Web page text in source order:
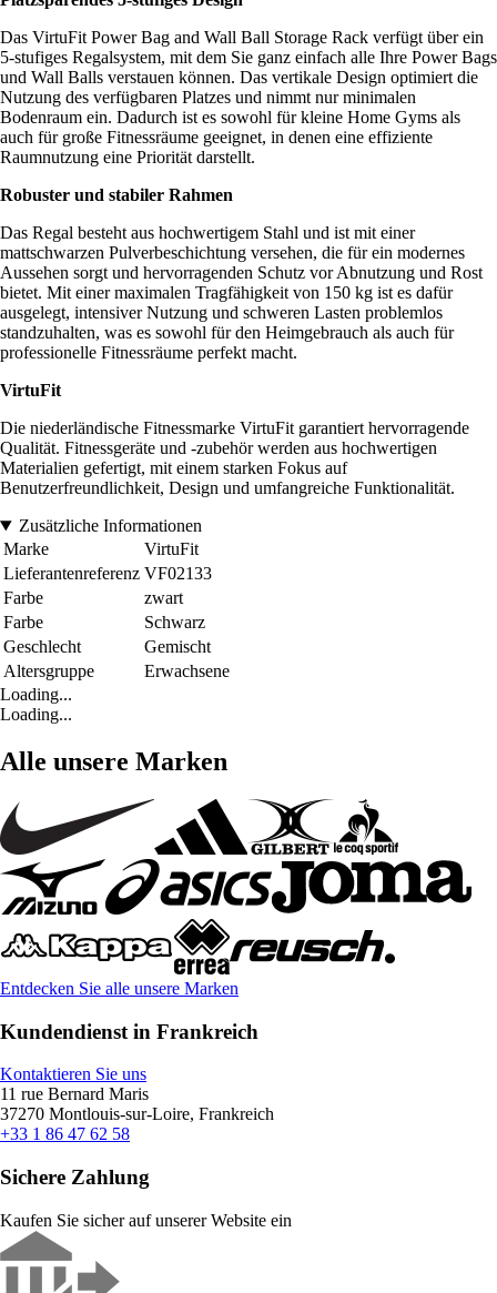
Das VirtuFit Power Bag and Wall Ball Storage Rack verfügt über ein
5-stufiges Regalsystem, mit dem Sie ganz einfach alle Ihre Power Bags
und Wall Balls verstauen können. Das vertikale Design optimiert die
Nutzung des verfügbaren Platzes und nimmt nur minimalen
Bodenraum ein. Dadurch ist es sowohl für kleine Home Gyms als
auch für große Fitnessräume geeignet, in denen eine effiziente
Raumnutzung eine Priorität darstellt.
Robuster und stabiler Rahmen
Das Regal besteht aus hochwertigem Stahl und ist mit einer
mattschwarzen Pulverbeschichtung versehen, die für ein modernes
Aussehen sorgt und hervorragenden Schutz vor Abnutzung und Rost
bietet. Mit einer maximalen Tragfähigkeit von 150 kg ist es dafür
ausgelegt, intensiver Nutzung und schweren Lasten problemlos
standzuhalten, was es sowohl für den Heimgebrauch als auch für
professionelle Fitnessräume perfekt macht.
VirtuFit
Die niederländische Fitnessmarke VirtuFit garantiert hervorragende
Qualität. Fitnessgeräte und -zubehör werden aus hochwertigen
Materialien gefertigt, mit einem starken Fokus auf
Benutzerfreundlichkeit, Design und umfangreiche Funktionalität.
Zusätzliche Informationen
Marke
VirtuFit
Lieferantenreferenz VF02133
Farbe
zwart
Farbe
Schwarz
Geschlecht
Gemischt
Altersgruppe
Erwachsene
Loading...
Loading...
Alle unsere Marken
Entdecken Sie alle unsere Marken
Kundendienst in Frankreich
Kontaktieren Sie uns
11 rue Bernard Maris
37270 Montlouis-sur-Loire, Frankreich
+33 1 86 47 62 58
Sichere Zahlung
Kaufen Sie sicher auf unserer Website ein